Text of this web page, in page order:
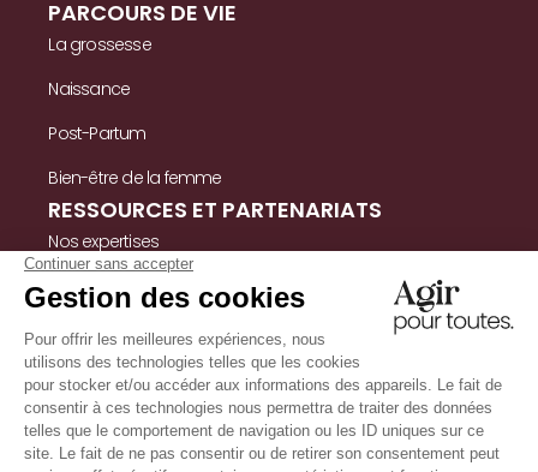
PARCOURS DE VIE
La grossesse
Naissance
Post-Partum
Bien-être de la femme
RESSOURCES ET PARTENARIATS
Nos expertises
Nos ressources
Témoignages
Nous contacter
INFORMATIONS
Mentions légales